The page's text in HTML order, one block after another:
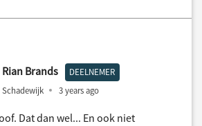
Rian Brands DEELNEMER
Schadewijk 3 years ago
Dat dan wel... En ook niet